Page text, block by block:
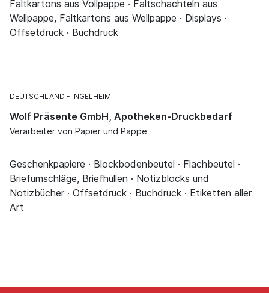
Faltkartons aus Vollpappe · Faltschachteln aus
Wellpappe, Faltkartons aus Wellpappe · Displays ·
Offsetdruck · Buchdruck
DEUTSCHLAND INGELHEIM
Wolf Präsente GmbH, Apotheken-Druckbedarf
Verarbeiter von Papier und Pappe
Geschenkpapiere · Blockbodenbeutel · Flachbeutel ·
Briefumschläge, Briefhüllen · Notizblocks und
Notizbücher · Offsetdruck · Buchdruck · Etiketten aller
Art